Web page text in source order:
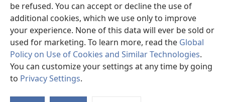
be refused. You can accept or decline the use of
additional cookies, which we use only to improve
your experience. None of this data will ever be sold or
used for marketing. To learn more, read the Global
Policy on Use of Cookies and Similar Technologies.
You can customize your settings at any time by going
to Privacy Settings.
Watchtower Library ®
Copyright© 2026 Watch Tower Bible and Tract Society of Pennsylvania.
ÀDÉHÙN LÍLO ÌKÀNNÌ